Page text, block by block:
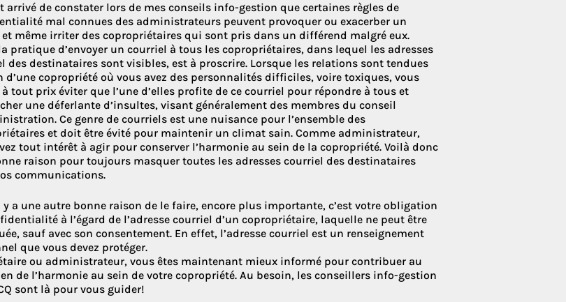
arrivé de constater lors de mes conseils info-gestion que certaines règles de
mal connues des administrateurs peuvent provoquer ou exacerber un
même irriter des copropriétaires qui sont pris dans un différend malgré eux.
pratique d’envoyer un courriel à tous les copropriétaires, dans lequel les adresses
des destinataires sont visibles, est à proscrire. Lorsque les relations sont tendues
d’une copropriété où vous avez des personnalités difficiles, voire toxiques, vous
tout prix éviter que l’une d’elles profite de ce courriel pour répondre à tous et
une déferlante d’insultes, visant généralement des membres du conseil
Ce genre de courriels est une nuisance pour l’ensemble des
et doit être évité pour maintenir un climat sain. Comme administrateur,
tout intérêt à agir pour conserver l’harmonie au sein de la copropriété. Voilà donc
raison pour toujours masquer toutes les adresses courriel des destinataires
communications.
a une autre bonne raison de le faire, encore plus importante, c’est votre obligation
à l’égard de l’adresse courriel d’un copropriétaire, laquelle ne peut être
sauf avec son consentement. En effet, l’adresse courriel est un renseignement
que vous devez protéger.
ou administrateur, vous êtes maintenant mieux informé pour contribuer au
de l’harmonie au sein de votre copropriété. Au besoin, les conseillers info-gestion
sont là pour vous guider!